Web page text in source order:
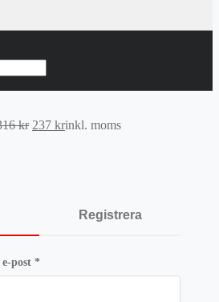
kr Det
237 krDet
inkl. moms
Registrera
post *Obligatoriskt